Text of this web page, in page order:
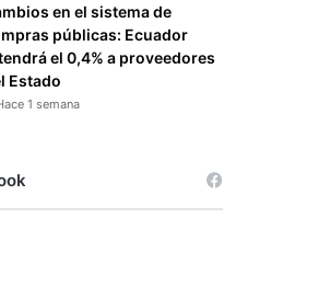
en el sistema de
públicas: Ecuador
el 0,4% a proveedores
Estado
1 semana